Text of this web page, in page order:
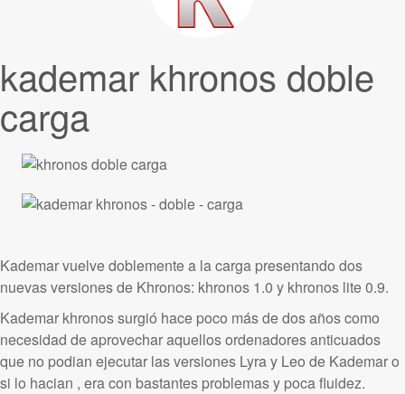
kademar khronos doble
carga
Kademar vuelve doblemente a la carga presentando dos
nuevas versiones de Khronos: khronos 1.0 y khronos lite 0.9.
Kademar khronos surgió hace poco más de dos años como
necesidad de aprovechar aquellos ordenadores anticuados
que no podian ejecutar las versiones Lyra y Leo de Kademar o
si lo hacian , era con bastantes problemas y poca fluidez.